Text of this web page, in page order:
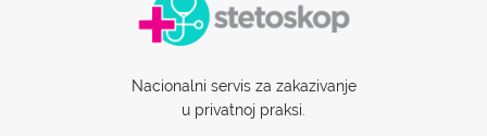
Nacionalni servis za zakazivanje
u privatnoj praksi.